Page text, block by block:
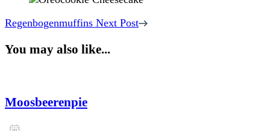
Regenbogenmuffins Next Post
You may also like...
Moosbeerenpie